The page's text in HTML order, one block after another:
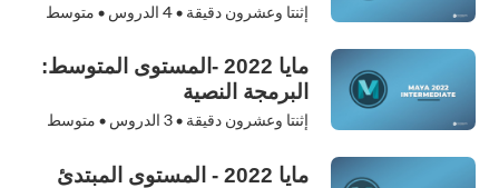
إثنتا وعشرون دقيقة •4 الدروس • متوسط
مايا 2022 -المستوى المتوسط:
البرمجة النصية
إثنتا وعشرون دقيقة •3 الدروس • متوسط
مايا 2022 - المستوى المبتدئ